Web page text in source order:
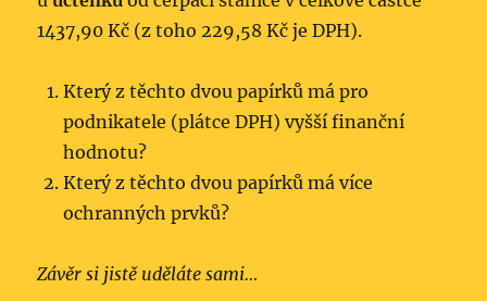
1437,90 Kč (z toho 229,58 Kč je DPH).
Který z těchto dvou papírků má pro
podnikatele (plátce DPH) vyšší finanční
hodnotu?
Který z těchto dvou papírků má více
ochranných prvků?
Závěr si jistě uděláte sami…